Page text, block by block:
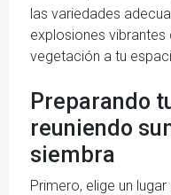
las variedades
explosiones
vegetación a tu
Preparando
reuniendo
siembra
Primero, elige un